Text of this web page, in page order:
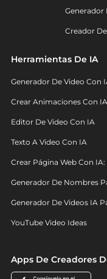
Generador
Creador
Herramientas De IA
Generador De Video Con
Crear Animaciones Con IA
Editor De Video Con IA
Texto A Video Con IA
Crear Página Web Con
Generador De Nombres
Generador De Videos IA
YouTube Video Ideas
Apps De Creadores